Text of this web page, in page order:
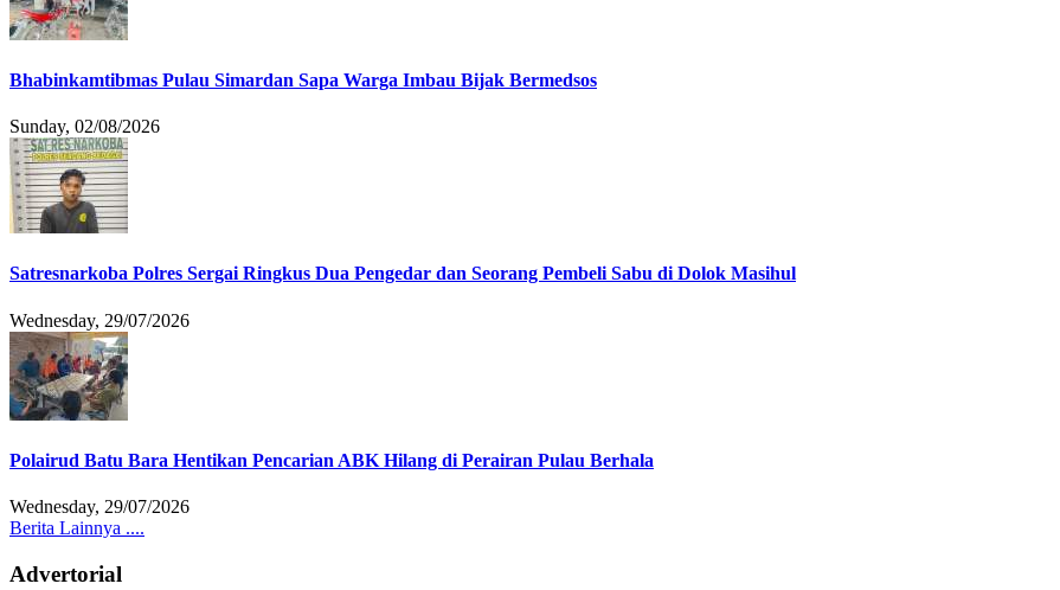
Bhabinkamtibmas Pulau Simardan Sapa Warga Imbau Bijak Bermedsos
Sunday, 02/08/2026
Satresnarkoba Polres Sergai Ringkus Dua Pengedar dan Seorang Pembeli Sabu di Dolok Masihul
Wednesday, 29/07/2026
Polairud Batu Bara Hentikan Pencarian ABK Hilang di Perairan Pulau Berhala
Wednesday, 29/07/2026
Berita Lainnya ....
Advertorial